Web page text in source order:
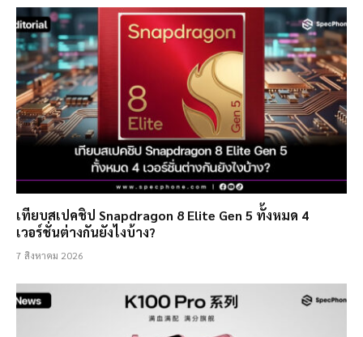
เทียบสเปคชิป Snapdragon 8 Elite Gen 5 ทั้งหมด 4
เวอร์ชั่นต่างกันยังไงบ้าง?
7 สิงหาคม 2026